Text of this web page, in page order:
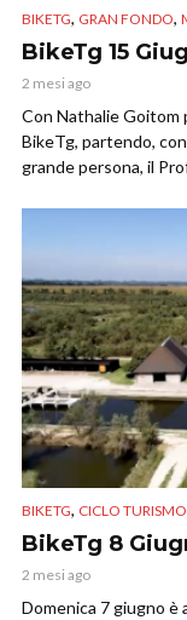
BIKETG, GRAN FONDO,
BikeTg 15
2 mesi ago
Con Nathalie Goitom
BikeTg, partendo,
grande persona, il
BIKETG, CICLO TURISMO
BikeTg 8
2 mesi ago
Domenica 7 giugno è